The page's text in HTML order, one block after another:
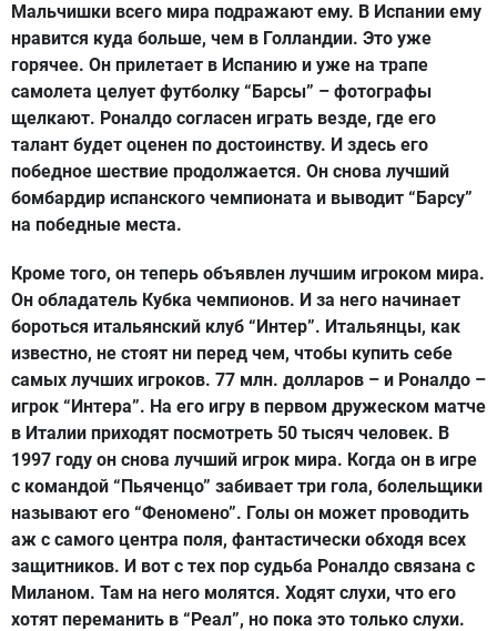
Мальчишки всего мира подражают ему. В Испании ему
нравится куда больше, чем в Голландии. Это уже
горячее. Он прилетает в Испанию и уже на трапе
самолета целует футболку “Барсы” – фотографы
щелкают. Роналдо согласен играть везде, где его
талант будет оценен по достоинству. И здесь его
победное шествие продолжается. Он снова лучший
бомбардир испанского чемпионата и выводит “Барсу”
на победные места.
Кроме того, он теперь объявлен лучшим игроком мира.
Он обладатель Кубка чемпионов. И за него начинает
бороться итальянский клуб “Интер”. Итальянцы, как
известно, не стоят ни перед чем, чтобы купить себе
самых лучших игроков. 77 млн. долларов – и Роналдо –
игрок “Интера”. На его игру в первом дружеском матче
в Италии приходят посмотреть 50 тысяч человек. В
1997 году он снова лучший игрок мира. Когда он в игре
с командой “Пьяченцо” забивает три гола, болельщики
называют его “Феномено”. Голы он может проводить
аж с самого центра поля, фантастически обходя всех
защитников. И вот с тех пор судьба Роналдо связана с
Миланом. Там на него молятся. Ходят слухи, что его
хотят переманить в “Реал”, но пока это только слухи.